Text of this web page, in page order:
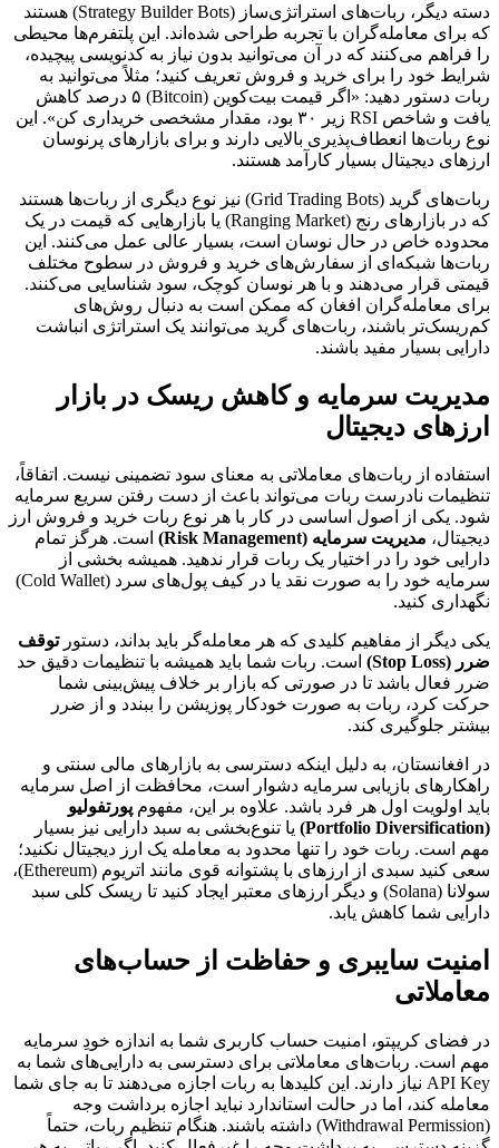
دسته دیگر، ربات‌های استراتژی‌ساز (Strategy Builder Bots) هستند
که برای معامله‌گران با تجربه طراحی شده‌اند. این پلتفرم‌ها محیطی
را فراهم می‌کنند که در آن می‌توانید بدون نیاز به کدنویسی پیچیده،
شرایط خود را برای خرید و فروش تعریف کنید؛ مثلاً می‌توانید به
ربات دستور دهید: «اگر قیمت بیت‌کوین (Bitcoin) ۵ درصد کاهش
یافت و شاخص RSI زیر ۳۰ بود، مقدار مشخصی خریداری کن». این
نوع ربات‌ها انعطاف‌پذیری بالایی دارند و برای بازارهای پرنوسان
ارزهای دیجیتال بسیار کارآمد هستند.
ربات‌های گرید (Grid Trading Bots) نیز نوع دیگری از ربات‌ها هستند
که در بازارهای رنج (Ranging Market) یا بازارهایی که قیمت در یک
محدوده خاص در حال نوسان است، بسیار عالی عمل می‌کنند. این
ربات‌ها شبکه‌ای از سفارش‌های خرید و فروش در سطوح مختلف
قیمتی قرار می‌دهند و با هر نوسان کوچک، سود شناسایی می‌کنند.
برای معامله‌گران افغان که ممکن است به دنبال روش‌های
کم‌ریسک‌تر باشند، ربات‌های گرید می‌توانند یک استراتژی انباشت
دارایی بسیار مفید باشند.
مدیریت سرمایه و کاهش ریسک در بازار
ارزهای دیجیتال
استفاده از ربات‌های معاملاتی به معنای سود تضمینی نیست. اتفاقاً،
تنظیمات نادرست ربات می‌تواند باعث از دست رفتن سریع سرمایه
شود. یکی از اصول اساسی در کار با هر نوع ربات خرید و فروش ارز
دیجیتال، مدیریت سرمایه (Risk Management)
است. هرگز تمام
دارایی خود را در اختیار یک ربات قرار ندهید. همیشه بخشی از
سرمایه خود را به صورت نقد یا در کیف پول‌های سرد (Cold Wallet)
نگهداری کنید.
یکی دیگر از مفاهیم کلیدی که هر معامله‌گر باید بداند، دستورتوقف
ضرر (Stop Loss)
است. ربات شما باید همیشه با تنظیمات دقیق حد
ضرر فعال باشد تا در صورتی که بازار بر خلاف پیش‌بینی شما
حرکت کرد، ربات به صورت خودکار پوزیشن را ببندد و از ضرر
بیشتر جلوگیری کند.
در افغانستان، به دلیل اینکه دسترسی به بازارهای مالی سنتی و
راهکارهای بازیابی سرمایه دشوار است، محافظت از اصل سرمایه
باید اولویت اول هر فرد باشد. علاوه بر این، مفهوم پورتفولیو
(Portfolio Diversification)
یا تنوع‌بخشی به سبد دارایی نیز بسیار
مهم است. ربات خود را تنها محدود به معامله یک ارز دیجیتال نکنید؛
سعی کنید سبدی از ارزهای با پشتوانه قوی مانند اتریوم (Ethereum)،
سولانا (Solana) و دیگر ارزهای معتبر ایجاد کنید تا ریسک کلی سبد
دارایی شما کاهش یابد.
امنیت سایبری و حفاظت از حساب‌های
معاملاتی
در فضای کریپتو، امنیت حساب کاربری شما به اندازه خودِ سرمایه
مهم است. ربات‌های معاملاتی برای دسترسی به دارایی‌های شما به
API Key نیاز دارند. این کلیدها به ربات اجازه می‌دهند تا به جای شما
معامله کند، اما در حالت استاندارد نباید اجازه برداشت وجه
(Withdrawal Permission) داشته باشند. هنگام تنظیم ربات، حتماً